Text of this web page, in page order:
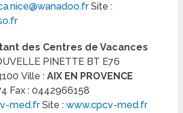
Site :
des Centres de Vacances
PINETTE BT E76
Ville :AIX EN PROVENCE
Fax : 0442966158
med.frSite :www.cpcv-med.fr